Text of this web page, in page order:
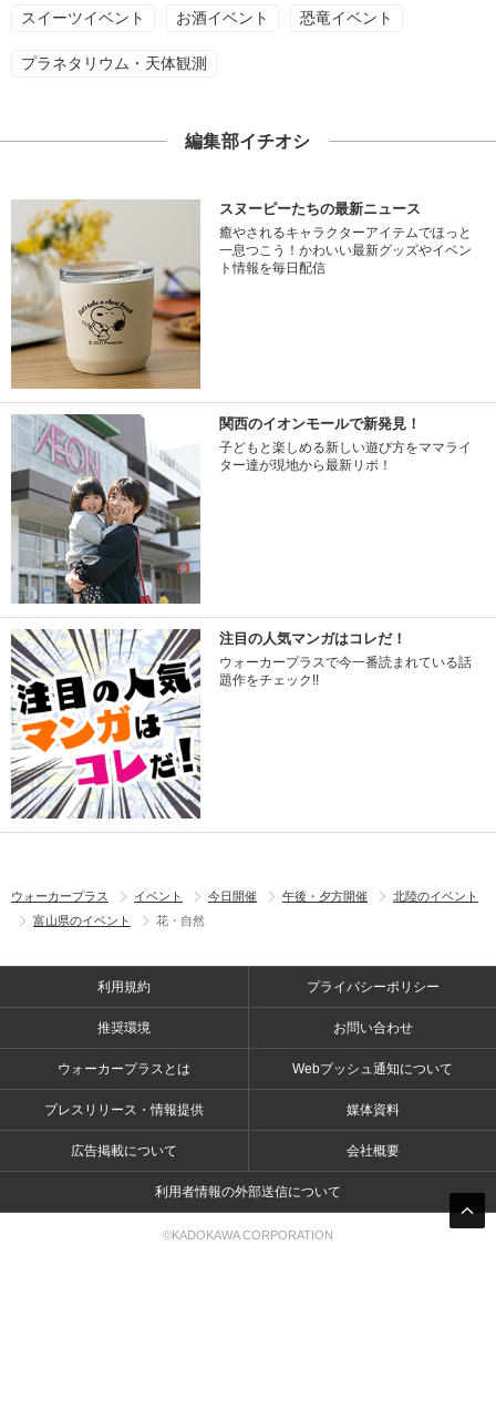
スイーツイベント お酒イベント 恐竜イベント
プラネタリウム・天体観測
編集部イチオシ
スヌーピーたちの最新ニュース
癒やされるキャラクターアイテムでほっと
一息つこう！かわいい最新グッズやイベン
ト情報を毎日配信
関西のイオンモールで新発見！
子どもと楽しめる新しい遊び方をママライ
ター達が現地から最新リポ！
注目の人気マンガはコレだ！
ウォーカープラスで今一番読まれている話
題作をチェック!!
ウォーカープラス イベント 今日開催 午後・夕方開催
北陸のイベント
富山県のイベント
花・自然
利用規約 プライバシーポリシー
推奨環境 お問い合わせ
ウォーカープラスとは Webプッシュ通知について
プレスリリース・情報提供 媒体資料
広告掲載について 会社概要
利用者情報の外部送信について
©KADOKAWA CORPORATION